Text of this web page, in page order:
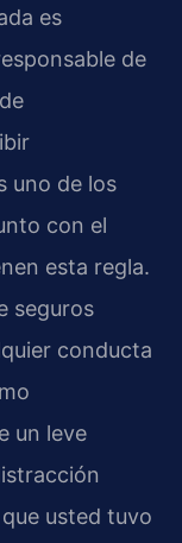
es
de
uno de los
con el
esta regla.
seguros
conducta
un leve
usted tuvo